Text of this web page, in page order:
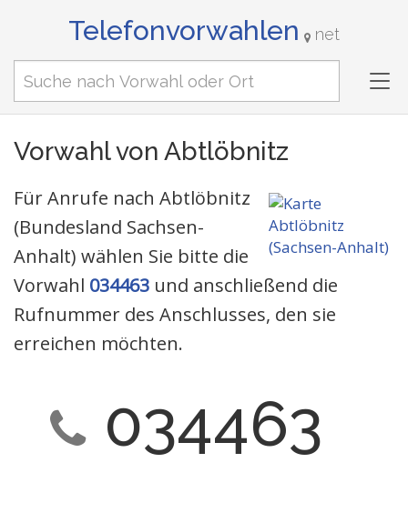
Telefonvorwahlen net
Vorwahl von Abtlöbnitz
Für Anrufe nach Abtlöbnitz
(Bundesland Sachsen-
Anhalt) wählen Sie bitte die
Vorwahl 034463 und anschließend die
Rufnummer des Anschlusses, den sie
erreichen möchten.
034463